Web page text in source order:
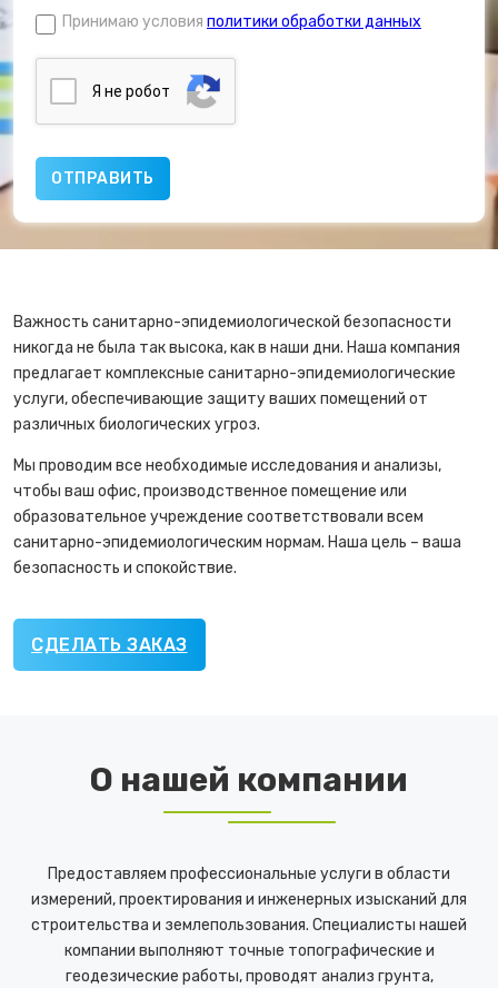
Принимаю условия политики обработки данных
Я нe poбoт
Важность санитарно-эпидемиологической безопасности
никогда не была так высока, как в наши дни. Наша компания
предлагает комплексные санитарно-эпидемиологические
услуги, обеспечивающие защиту ваших помещений от
различных биологических угроз.
Мы проводим все необходимые исследования и анализы,
чтобы ваш офис, производственное помещение или
образовательное учреждение соответствовали всем
санитарно-эпидемиологическим нормам. Наша цель – ваша
безопасность и спокойствие.
СДЕЛАТЬ ЗАКАЗ
О нашей компании
Предоставляем профессиональные услуги в области
измерений, проектирования и инженерных изысканий для
строительства и землепользования. Специалисты нашей
компании выполняют точные топографические и
геодезические работы, проводят анализ грунта,